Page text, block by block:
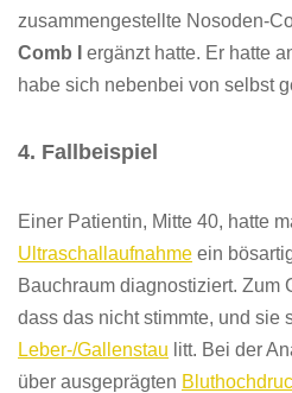
zusammengestellte Nosoden-
Comb I
ergänzt hatte. Er hatte
habe sich nebenbei von selbst
4. Fallbeispiel
Einer Patientin, Mitte 40, hatte
Ultraschallaufnahme ein
Bauchraum diagnostiziert. Zum
dass das nicht stimmte, und sie
Leber-/Gallenstau litt. Bei der
über ausgeprägten